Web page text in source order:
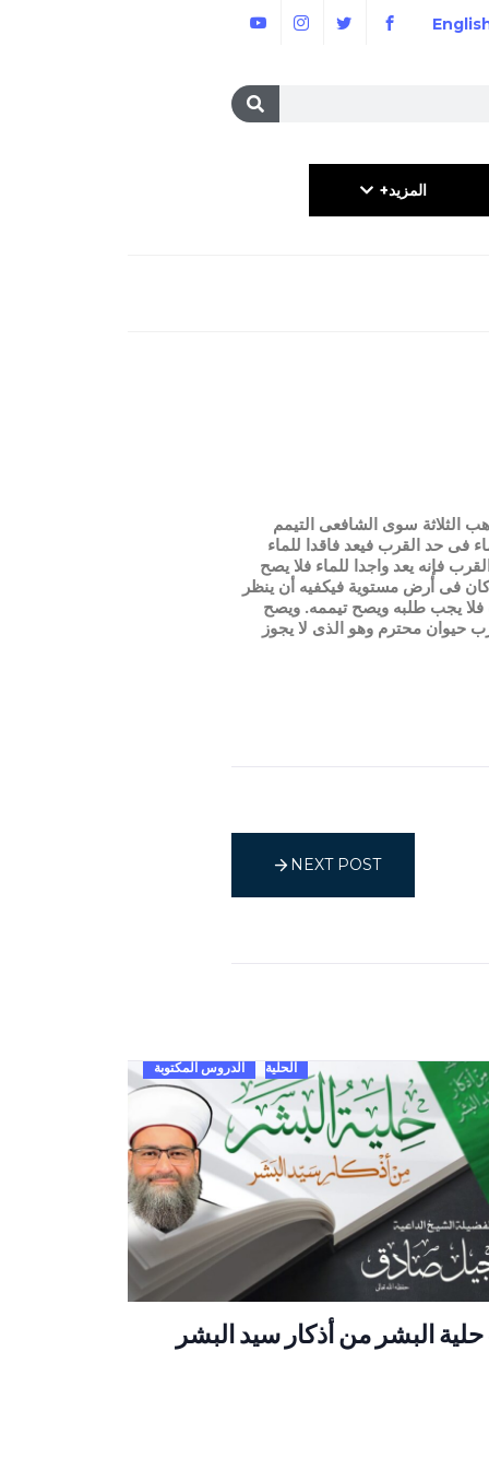
المزيد+
الثلاثة سوى الشافعى التيمم
فى حد القرب فيعد فاقدا للماء
فإنه يعد واجدا للماء فلا يصح
فى أرض مستوية فيكفيه أن ينظر
فلا يجب طلبه ويصح تيممه. ويصح
حيوان محترم وهو الذى لا يجوز
NEXT POST
الحلية الدروس المكتوبة